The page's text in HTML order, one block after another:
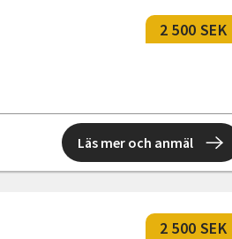
2 500 SEK
Läs mer och anmäl
2 500 SEK